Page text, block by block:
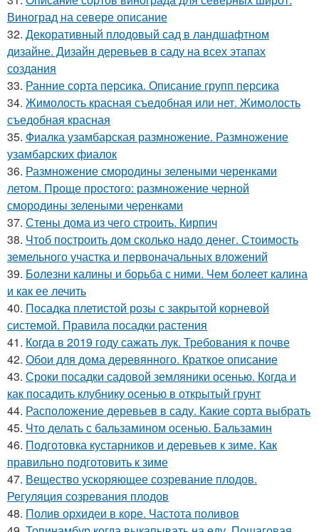
Виноград на севере описание
32. Декоративный плодовый сад в ландшафтном
дизайне. Дизайн деревьев в саду на всех этапах
создания
33. Ранние сорта персика. Описание групп персика
34. Жимолость красная съедобная или нет. Жимолость
съедобная красная
35. Фиалка узамбарская размножение. Размножение
узамбарских фиалок
36. Размножение смородины зелеными черенками
летом. Проще простого: размножение черной
смородины зелеными черенками
37. Стены дома из чего строить. Кирпич
38. Чтоб построить дом сколько надо денег. Стоимость
земельного участка и первоначальных вложений
39. Болезни калины и борьба с ними. Чем болеет калина
и как ее лечить
40. Посадка плетистой розы с закрытой корневой
системой. Правила посадки растения
41. Когда в 2019 году сажать лук. Требования к почве
42. Обои для дома деревянного. Краткое описание
43. Сроки посадки садовой земляники осенью. Когда и
как посадить клубнику осенью в открытый грунт
44. Расположение деревьев в саду. Какие сорта выбрать
45. Что делать с бальзамином осенью. Бальзамин
46. Подготовка кустарников и деревьев к зиме. Как
правильно подготовить к зиме
47. Вещество ускоряющее созревание плодов.
Регуляция созревания плодов
48. Полив орхидеи в коре. Частота поливов